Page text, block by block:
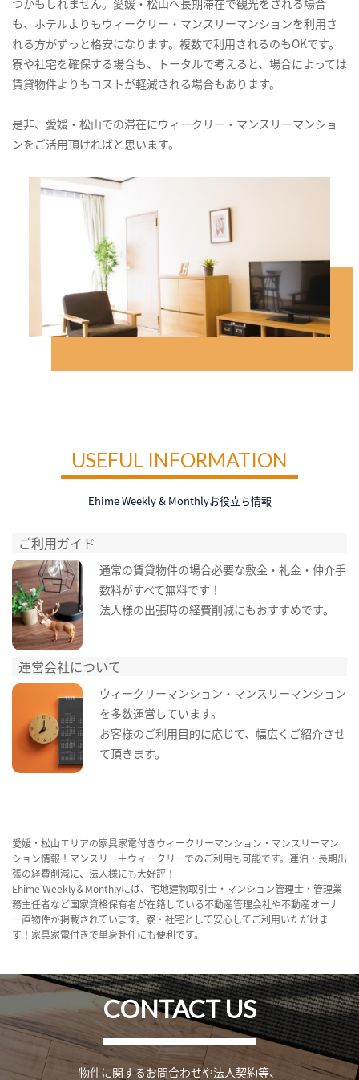
つかもしれません。愛媛・松山へ長期滞在で観光をされる場合
も、ホテルよりもウィークリー・マンスリーマンションを利用さ
れる方がずっと格安になります。複数で利用されるのもOKです。
寮や社宅を確保する場合も、トータルで考えると、場合によっては
賃貸物件よりもコストが軽減される場合もあります。
是非、愛媛・松山での滞在にウィークリー・マンスリーマンショ
ンをご活用頂ければと思います。
USEFUL INFORMATION
Ehime Weekly & Monthlyお役立ち情報
ご利用ガイド
通常の賃貸物件の場合必要な敷金・礼金・仲介手
数料がすべて無料です！
法人様の出張時の経費削減にもおすすめです。
運営会社について
ウィークリーマンション・マンスリーマンション
を多数運営しています。
お客様のご利用目的に応じて、幅広くご紹介させ
て頂きます。
愛媛・松山エリアの家具家電付きウィークリーマンション・マンスリーマン
ション情報！マンスリー＋ウィークリーでのご利用も可能です。連泊・長期出
張の経費削減に、法人様にも大好評！
Ehime Weekly＆Monthlyには、宅地建物取引士・マンション管理士・管理業
務主任者など国家資格保有者が在籍している不動産管理会社や不動産オーナ
ー直物件が掲載されています。寮・社宅として安心してご利用いただけま
す！家具家電付きで単身赴任にも便利です。
CONTACT US
物件に関するお問合わせや法人契約等、